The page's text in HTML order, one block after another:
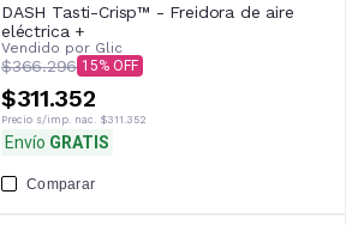
DASH Tasti-Crisp™ - Freidora de aire
eléctrica +
Vendido por Glic
$366.296 15
$311.352
Precio s/imp. nac. $311.352
Envío GRATIS
Comparar